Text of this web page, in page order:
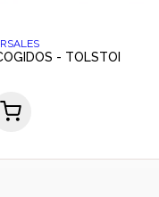
- TOLSTOI